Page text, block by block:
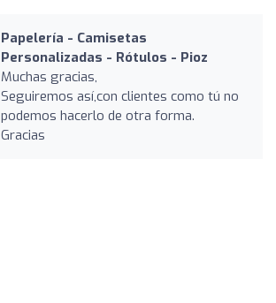
Papelería - Camisetas
Personalizadas - Rótulos - Pioz
Muchas gracias,
Seguiremos así,con clientes como tú no
podemos hacerlo de otra forma.
Gracias